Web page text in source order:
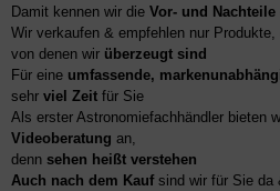
Damit kennen wir die Vor- und Nachteile
Wir verkaufen & empfehlen nur Produkte,
von denen wir überzeugt sind
Für eine umfassende,
sehr viel Zeit für Sie
Als erster Astronomiefachhändler bieten
Videoberatung an,
denn sehen heißt verstehen
Auch nach dem Kaufsind wir für Sie da